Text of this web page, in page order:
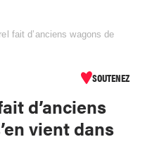
fait d’anciens wagons de
SOUTENEZ
d’anciens
vient dans